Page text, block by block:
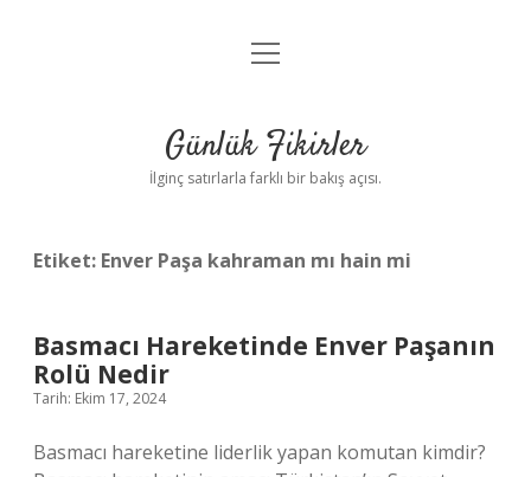
Anasayfa
Yasal Uyarı
menüyü
Günlük Fikirler
İlginç satırlarla farklı bir bakış açısı.
Etiket: Enver Paşa kahraman mı hain mi
Basmacı Hareketinde Enver Paşanın
Rolü Nedir
Tarih: Ekim 17, 2024
Basmacı hareketine liderlik yapan komutan kimdir?